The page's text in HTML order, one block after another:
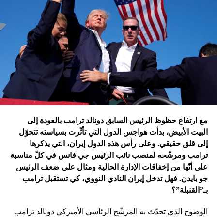
ترامب الذي أكّد أنّه سينهي الحروب
التي اندلعت في عهد بايدن، قد
يضغط على إسرائيل لوقف الحرب
في غزة
إدارة بايدن ونهاية منظومة.. وانتقام نتنياهو
فتح باباً كبيراً على تحوّلات جذرية في السياسة الأميركية وتعاطي
إسرائيل معها، أبرزها:
مع ارتفاع حظوظ الرئيس السابق دونالد ترامب بالعودة إلى
البيت الأبيض، بدأت هواجس الدول التي تأثّرت بسياسته تتحوّل
إلى قلق حقيقي. وعلى رأس هذه الدول إيران، التي يذكرها
ترامب ومرشّحه لمنصب نائب الرئيس جي فانس في كلّ مناسبة
على أنّها من إخفاقات الإدارة الحالية ومثال على ضعف الرئيس
جو بايدن. فهل تدخل إيران النادي النووي، كي تستقبل ترامب
بـ”القنبلة”؟
الوضوح الذي تحدّث به المرشّح الرئاسي الأميركي دونالد ترامب